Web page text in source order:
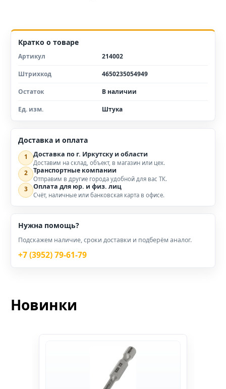
Кратко о товаре
Артикул 214002
Штрихкод 4650235054949
Остаток В наличии
Ед. изм. Штука
Доставка и оплата
1 Доставка по г. Иркутску и области
Доставим на склад, объект, в магазин или цех.
2 Транспортные компании
Отправим в другие города удобной для вас ТК.
3 Оплата для юр. и физ. лиц
Счёт, наличные или банковская карта в офисе.
Нужна помощь?
Подскажем наличие, сроки доставки и подберём аналог.
+7 (3952) 79-61-79
Новинки